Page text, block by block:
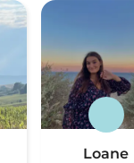
Loane